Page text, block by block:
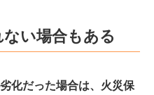
い場合もある
化だった場合は、火災保